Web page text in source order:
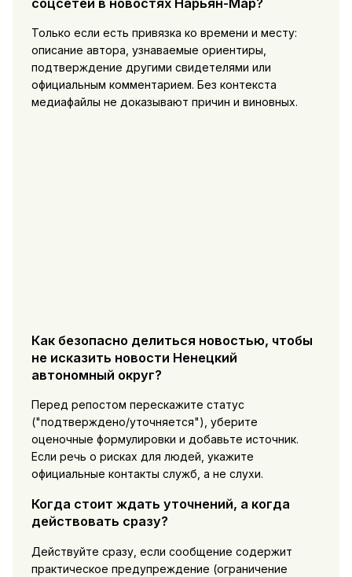
Только если есть привязка ко времени и месту:
описание автора, узнаваемые ориентиры,
подтверждение другими свидетелями или
официальным комментарием. Без контекста
медиафайлы не доказывают причин и виновных.
Как безопасно делиться новостью, чтобы
не исказить новости Ненецкий
автономный округ?
Перед репостом перескажите статус
("подтверждено/уточняется"), уберите
оценочные формулировки и добавьте источник.
Если речь о рисках для людей, укажите
официальные контакты служб, а не слухи.
Когда стоит ждать уточнений, а когда
действовать сразу?
Действуйте сразу, если сообщение содержит
практическое предупреждение (ограничение